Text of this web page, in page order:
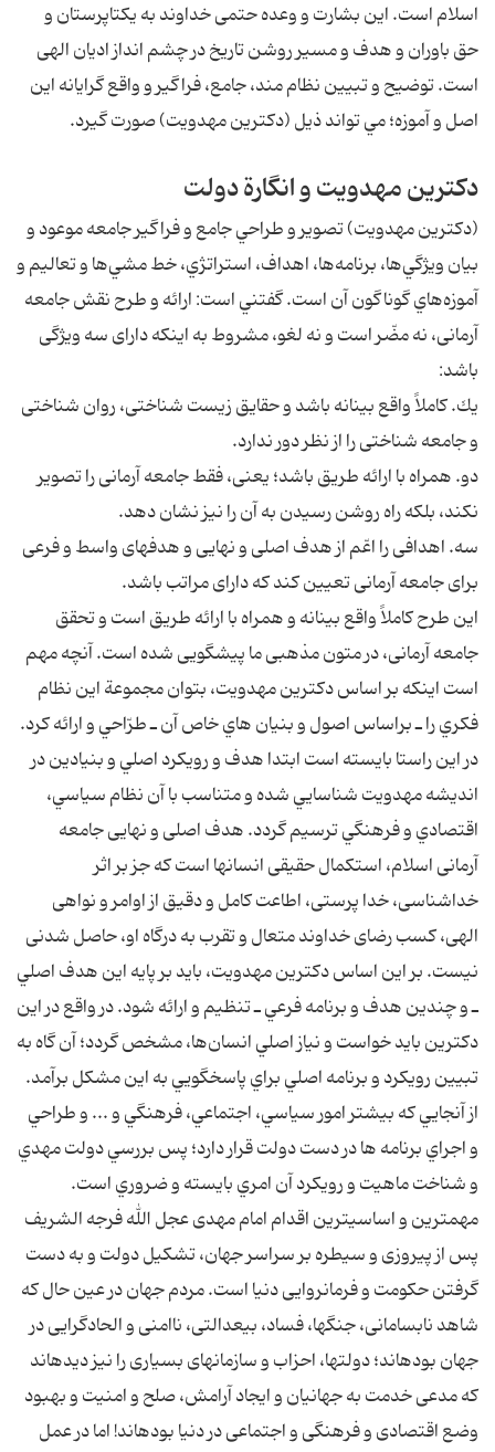
اسلام است. اين بشارت و وعده حتمى خداوند به يكتاپرستان و
حق باوران و هدف و مسير روشن تاريخ در چشم انداز اديان الهى
است. توضيح و تبيين نظام مند، جامع، فراگير و واقع گرايانه اين
اصل و آموزه؛ مي تواند ذيل (دكترين مهدويت) صورت گيرد.
دكترين مهدويت و انگارة دولت
(دكترين مهدويت) تصوير و طراحي جامع و فراگير جامعه موعود و
بيان ويژگي‌ها، برنامه‌ها، اهداف، استراتژي، خط مشي‌ها و تعاليم و
آموزه‌هاي گوناگون آن است. گفتني است: ارائه و طرح نقش جامعه
آرمانى، نه مضّر است و نه لغو، مشروط به اينكه داراى سه ويژگى
باشد:
يك. كاملاً واقع بينانه باشد و حقايق زيست شناختى، روان شناختى
و جامعه شناختى را از نظر دور ندارد.
دو. همراه با ارائه طريق باشد؛ يعنى، فقط جامعه آرمانى را تصوير
نكند، بلكه راه روشن رسيدن به آن را نيز نشان دهد.
سه. اهدافى را اعّم از هدف اصلى و نهايى و هدف‏هاى واسط و فرعى
براى جامعه آرمانى تعيين كند كه داراى مراتب باشد.
اين طرح كاملاً واقع بينانه و همراه با ارائه طريق است و تحقق
جامعه آرمانى، در متون مذهبى ما پيش‏گويى شده است. آنچه مهم
است اينكه بر اساس دكترين مهدويت، بتوان مجموعة اين نظام
فكري را ـ براساس اصول و بنيان هاي خاص آن ـ طرّاحي و ارائه كرد.
در اين راستا بايسته است ابتدا هدف و رويكرد اصلي و بنيادين در
انديشه مهدويت شناسايي شده و متناسب با آن نظام سياسي،
اقتصادي و فرهنگي ترسيم گردد. هدف اصلى و نهايى جامعه
آرمانى اسلام، استكمال حقيقى انسان‏ها است كه جز بر اثر
خداشناسى، خدا پرستى، اطاعت كامل و دقيق از اوامر و نواهى
الهى، كسب رضاى خداوند متعال و تقرب به درگاه او، حاصل شدنى
نيست. بر اين اساس دكترين مهدويت، بايد بر پايه اين هدف اصلي
ـ و چندين هدف و برنامه فرعي ـ تنظيم و ارائه شود. در واقع در اين
دكترين بايد خواست و نياز اصلي انسان‌ها، مشخص گردد؛ آن گاه به
تبيين رويكرد و برنامه اصلي براي پاسخگويي به اين مشكل برآمد.
از آنجايي كه بيشتر امور سياسي، اجتماعي، فرهنگي و ... و طراحي
و اجراي برنامه ها در دست دولت قرار دارد؛ پس بررسي دولت مهدي
و شناخت ماهيت و رويكرد آن امري بايسته و ضروري است.
مهم‏ترين و اساسى‏ترين اقدام امام مهدى عجل الله فرجه الشريف
پس از پيروزى و سيطره بر سراسر جهان، تشكيل دولت و به دست
گرفتن حكومت و فرمانروايى دنيا است. مردم جهان در عين حال كه
شاهد نابسامانى، جنگ‏ها، فساد، بى‏عدالتى، ناامنى و الحادگرايى در
جهان بوده‏اند؛ دولت‏ها، احزاب و سازمان‏هاى بسيارى را نيز ديده‏اند
كه مدعى خدمت به جهانيان و ايجاد آرامش، صلح و امنيت و بهبود
وضع اقتصادى و فرهنگى و اجتماعى در دنيا بوده‏اند! اما در عمل